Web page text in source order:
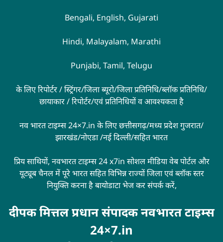
Bengali, English, Gujarati
Hindi, Malayalam, Marathi
Punjabi, Tamil, Telugu
के लिए रिपोर्टर / स्ट्रिंगर/जिला ब्यूरो/जिला प्रतिनिधि/ब्लॉक प्रतिनिधि/
छायाकार / रिपोर्टर/एवं प्रतिनिधियों व आवश्यकता है
नव भारत टाइम्स 24×7.in के लिए छत्तीसगढ़/मध्य प्रदेश गुजरात/
झारखंड/नोएडा /नई दिल्ली/सहित भारत
प्रिय साथियों, नवभारत टाइम्स 24 x7in सोशल मीडिया वेब पोर्टल और
यूट्यूब चैनल में पूरे भारत सहित विभिन्न राज्यों जिला एवं ब्लॉक स्तर
नियुक्ति करना है बायोडाटा भेज कर संपर्क करें,
दीपक मित्तल प्रधान संपादक नवभारत टाइम्स
24×7.in